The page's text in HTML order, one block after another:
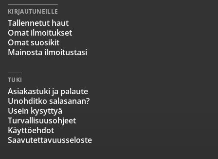
KIRJAUTUNEILLE
Tallennetut haut
Omat ilmoitukset
Omat suosikit
Mainosta ilmoitustasi
TUKI
Asiakastuki ja palaute
Unohditko salasanan?
Usein kysyttyä
Turvallisuusohjeet
Käyttöehdot
Saavutettavuusseloste